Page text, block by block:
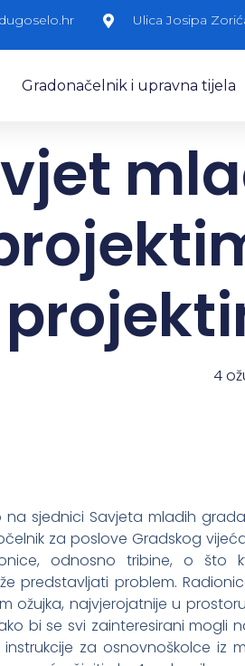
Ulica Josipa
Gradonačelnik i upravna tijela
4
na sjednici Savjeta mladih
za poslove Gradskog
odnosno tribine, o što
predstavljati problem.
ožujka, najvjerojatnije u
bi se svi zainteresirani mogli
za osnovnoškolce iz